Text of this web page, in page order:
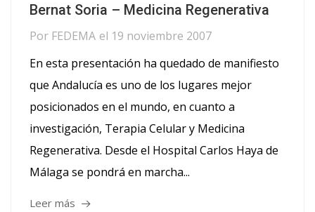
Bernat Soria – Medicina Regenerativa
Por FEDEMA el 19 noviembre 2007
En esta presentación ha quedado de manifiesto
que Andalucía es uno de los lugares mejor
posicionados en el mundo, en cuanto a
investigación, Terapia Celular y Medicina
Regenerativa. Desde el Hospital Carlos Haya de
Málaga se pondrá en marcha...
Leer más